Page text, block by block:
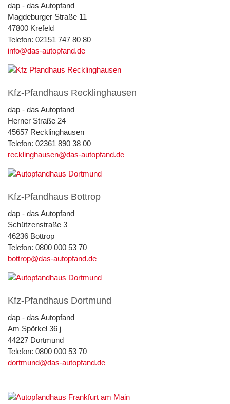
dap - das Autopfand
Magdeburger Straße 11
47800 Krefeld
Telefon: 02151 747 80 80
info@das-autopfand.de
Kfz-Pfandhaus Recklinghausen
dap - das Autopfand
Herner Straße 24
45657 Recklinghausen
Telefon: 02361 890 38 00
recklinghausen@das-autopfand.de
Kfz-Pfandhaus Bottrop
dap - das Autopfand
Schützenstraße 3
46236 Bottrop
Telefon: 0800 000 53 70
bottrop@das-autopfand.de
Kfz-Pfandhaus Dortmund
dap - das Autopfand
Am Spörkel 36 j
44227 Dortmund
Telefon: 0800 000 53 70
dortmund@das-autopfand.de